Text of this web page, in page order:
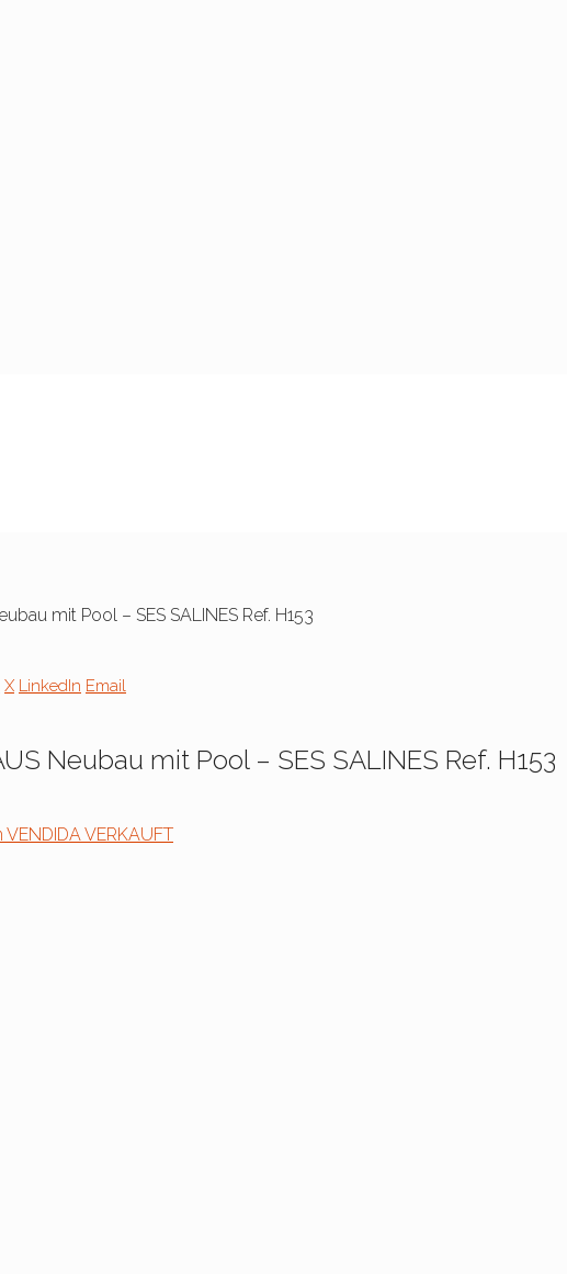
mit Pool – SES SALINES Ref. H153
X LinkedIn Email
Neubau mit Pool – SES SALINES Ref. H153
VENDIDAVERKAUFT